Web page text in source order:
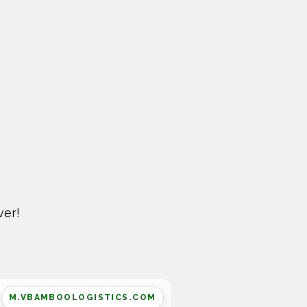
M.VBAMBOOLOGISTICS.COM